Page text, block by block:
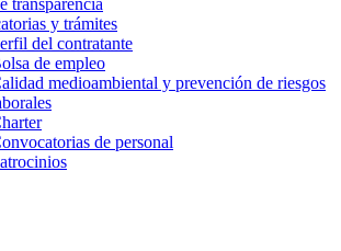
transparencia
y trámites
del contratante
de empleo
medioambiental y prevención de riesgos
de personal